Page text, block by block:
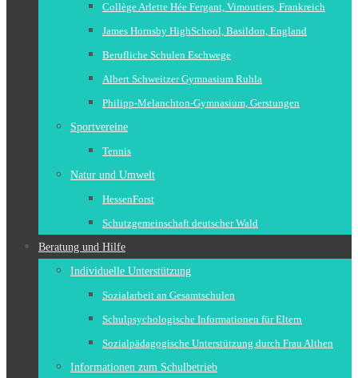
Collège Arlette Hée Fergant, Vimoutiers, Frankreich
James Hornsby HighSchool, Basildon, England
Berufliche Schulen Eschwege
Albert Schweitzer Gymnasium Ruhla
Philipp-Melanchton-Gymnasium, Gerstungen
Sportvereine
Tennis
Natur und Umwelt
HessenForst
Schutzgemeinschaft deutscher Wald
Beratung und Hilfe
Individuelle Unterstützung
Sozialarbeit an Gesamtschulen
Schulpsychologische Informationen für Eltern
Sozialpädagogische Unterstützung durch Frau Althen
Informationen zum Schulbetrieb